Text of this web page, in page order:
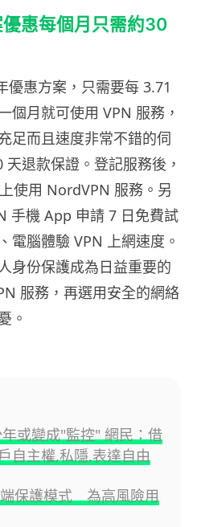
惠每個月只需約30
惠方案，只需要每 3.71
個月就可使用 VPN 服務，
足而且速度非常不錯的伺
退款保證。登記服務後，
使用 NordVPN 服務。另
手機 App 申請 7 日免費試
電腦體驗 VPN 上網速度。
身份保護成為日益重要的
服務，再選用安全的網絡
。
或變成"監控" 網民：借
自主權,私隱,表達自由
保護模式 為高風險用